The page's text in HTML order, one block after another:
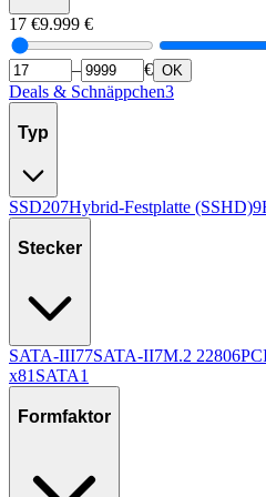
17 €9.999 €
– € OK
Deals & Schnäppchen3
Typ
SSD207Hybrid-Festplatte (SSHD)9
Stecker
SATA-III77SATA-II7M.2 22806
x81SATA1
Formfaktor